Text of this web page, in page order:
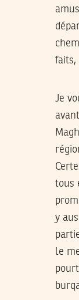
faits,
Je
tous
y
le